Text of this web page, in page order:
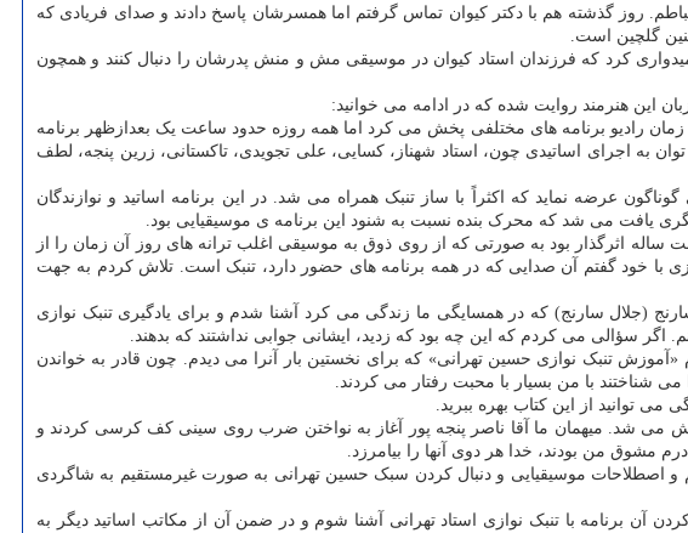
روز گذشته هم با دکتر کیوان تماس گرفتم اما همسرشان پاسخ دادند و صدای فریادی که
گلچین است.
کرد که فرزندان استاد کیوان در موسیقی مش و منش پدرشان را دنبال کنند و همچون
این هنرمند روایت شده که در ادامه می خوانید:
رادیو برنامه های مختلفی پخش می کرد اما همه روزه حدود ساعت یک بعدازظهر برنامه
به اجرای اساتیدی چون، استاد شهناز، کسایی، علی تجویدی، تاکستانی، زرین پنجه، لطف
عرضه نماید که اکثراً با ساز تنبک همراه می شد. در این برنامه اساتید و نوازندگان
یافت می شد که محرک بنده نسبت به شنود این برنامه ی موسیقیایی بود.
اثرگذار بود به صورتی که از روی ذوق به موسیقی اغلب ترانه های روز آن زمان را از
با خود گفتم آن صدایی که در همه برنامه های حضور دارد، تنبک است. تلاش کردم به جهت
(جلال سارنج) که در همسایگی ما زندگی می کرد آشنا شدم و برای یادگیری تنبک نوازی
سؤالی می کردم که این چه بود که زدید، ایشانی جوابی نداشتند که بدهند.
تنبک نوازی حسین تهرانی» که برای نخستین بار آنرا می دیدم. چون قادر به خواندن
شناختند با من بسیار با محبت رفتار می کردند.
توانید از این کتاب بهره ببرید.
می شد. میهمان ما آقا ناصر پنجه پور آغاز به نواختن ضرب روی سینی کف کرسی کردند و
مشوق من بودند، خدا هر دوی آنها را بیامرزد.
و اصطلاحات موسیقیایی و دنبال کردن سبک حسین تهرانی به صورت غیرمستقیم به شاگردی
آن برنامه با تنبک نوازی استاد تهرانی آشنا شوم و در ضمن آن از مکاتب اساتید دیگر به